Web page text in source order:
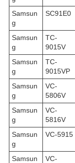
Samsun
g
SC91E0
Samsun
g
TC-
9015V
Samsun
g
TC-
9015VP
Samsun
g
VC-
5806V
Samsun
g
VC-
5816V
Samsun
g
VC-5915
Samsun
VC-